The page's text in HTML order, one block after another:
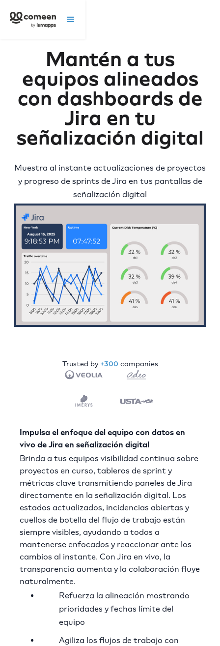
Mantén a tus
equipos alineados
con dashboards de
Jira en tu
señalización digital
Muestra al instante actualizaciones de proyectos
y progreso de sprints de Jira en tus pantallas de
señalización digital
Trusted by +300 companies
Impulsa el enfoque del equipo con datos en
vivo de Jira en señalización digital
Brinda a tus equipos visibilidad continua sobre
proyectos en curso, tableros de sprint y
métricas clave transmitiendo paneles de Jira
directamente en la señalización digital. Los
estados actualizados, incidencias abiertas y
cuellos de botella del flujo de trabajo están
siempre visibles, ayudando a todos a
mantenerse enfocados y reaccionar ante los
cambios al instante. Con Jira en vivo, la
transparencia aumenta y la colaboración fluye
naturalmente.
Refuerza la alineación mostrando
prioridades y fechas límite del
equipo
Agiliza los flujos de trabajo con